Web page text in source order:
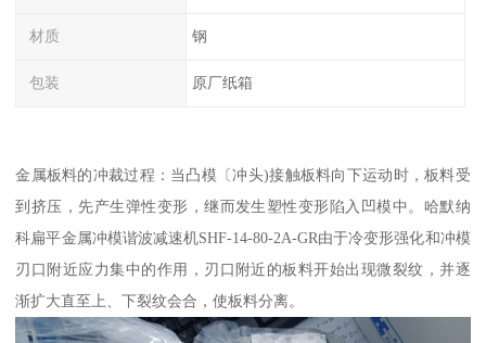
材质 钢
包装 原厂纸箱
金属板料的冲裁过程：当凸模〔冲头)接触板料向下运动时，板料受
到挤压，先产生弹性变形，继而发生塑性变形陷入凹模中。哈默纳
科扁平金属冲模谐波减速机SHF-14-80-2A-GR由于冷变形强化和冲模
刃口附近应力集中的作用，刃口附近的板料开始出现微裂纹，并逐
渐扩大直至上、下裂纹会合，使板料分离。